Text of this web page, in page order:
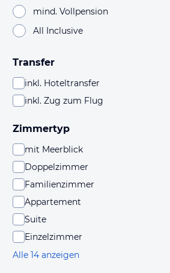
mind. Vollpension
All Inclusive
Transfer
inkl. Hoteltransfer
inkl. Zug zum Flug
Zimmertyp
mit Meerblick
Doppelzimmer
Familienzimmer
Appartement
Suite
Einzelzimmer
Alle 14 anzeigen